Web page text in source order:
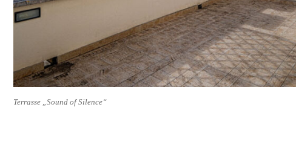
Terrasse „Sound of Silence“